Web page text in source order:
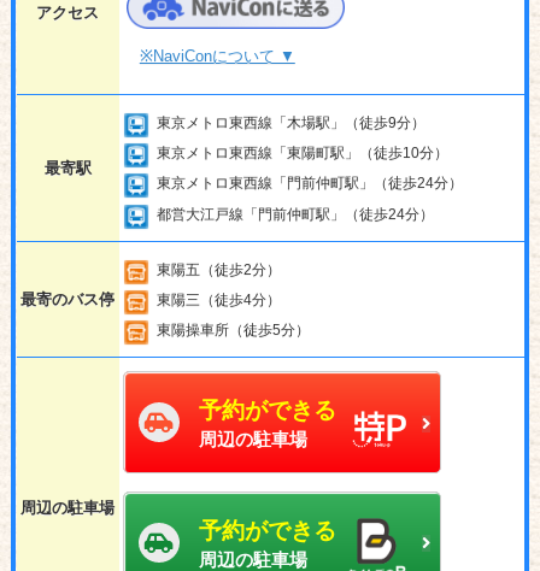
アクセス
※NaviConについて ▼
最寄駅
東京メトロ東西線「木場駅」（徒歩9分）
東京メトロ東西線「東陽町駅」（徒歩10分）
東京メトロ東西線「門前仲町駅」（徒歩24分）
都営大江戸線「門前仲町駅」（徒歩24分）
最寄のバス停
東陽五（徒歩2分）
東陽三（徒歩4分）
東陽操車所（徒歩5分）
周辺の駐車場
予約ができる
周辺の駐車場
予約ができる
周辺の駐車場